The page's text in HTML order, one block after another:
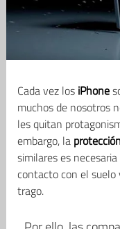
Cada vez losiPhone
muchos de nosotros
les quitan
embargo, la
similares es
contacto con el suelo
trago.